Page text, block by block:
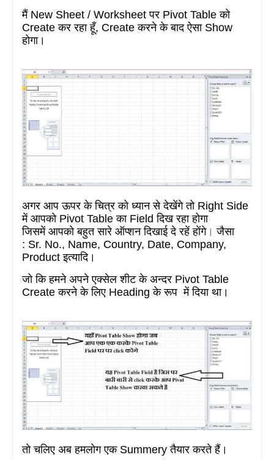
मैं New Sheet / Worksheetपर Pivot Tableको
Createकर रहा हूँ, Createकरने के बाद ऐसा Show
होगा।
अगर आप ऊपर के चित्र को ध्यान से देखेंगे तो Right Side
में आपको Pivot Tableका Fieldदिख रहा होगा
जिसमें आपको बहुत सारे ऑप्शन दिखाई दे रहें होंगे। जैसा
: Sr. No., Name, Country, Date, Company,
Productइत्यादि।
जो कि हमने अपने एक्सेल शीट के अन्दर Pivot Table
Createकरने के लिए Headingके रूप में दिया था।
तोचलिए अब हमलोग एक Summeryतैयार करते हैं।